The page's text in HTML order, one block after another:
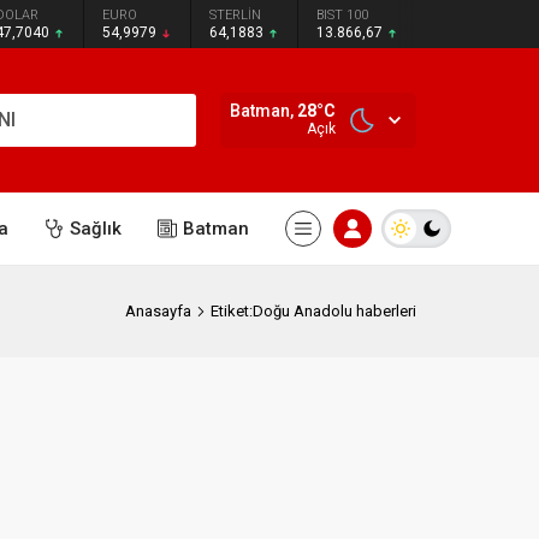
EURO
54,9979
STERLİN
64,1883
BIST 100
13.866,67
Batman, 28°C
Açık
Sağlık Batman
Anasayfa Etiket:Doğu Anadolu haberleri